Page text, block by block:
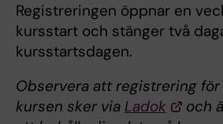
Registreringen öppnar en
kursstart och stänger två
kursstartsdagen.
Observera att registrering
kursen sker via Ladok
och